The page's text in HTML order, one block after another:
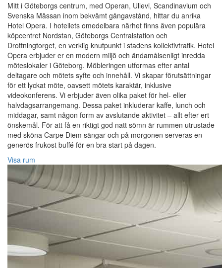
Mitt i Göteborgs centrum, med Operan, Ullevi, Scandinavium och
Svenska Mässan inom bekvämt gångavstånd, hittar du anrika
Hotel Opera. I hotellets omedelbara närhet finns även populära
köpcentret Nordstan, Göteborgs Centralstation och
Drottningtorget, en verklig knutpunkt i stadens kollektivtrafik. Hotel
Opera erbjuder er en modern miljö och ändamålsenligt inredda
möteslokaler i Göteborg. Möbleringen utformas efter antal
deltagare och mötets syfte och innehåll. Vi skapar förutsättningar
för ett lyckat möte, oavsett mötets karaktär, inklusive
videokonferens. Vi erbjuder även olika paket för hel- eller
halvdagsarrangemang. Dessa paket inkluderar kaffe, lunch och
middagar, samt någon form av avslutande aktivitet – allt efter ert
önskemål. För att få en riktigt god natt sömn är rummen utrustade
med sköna Carpe Diem sängar och på morgonen serveras en
generös frukost buffé för en bra start på dagen.
Visa rum